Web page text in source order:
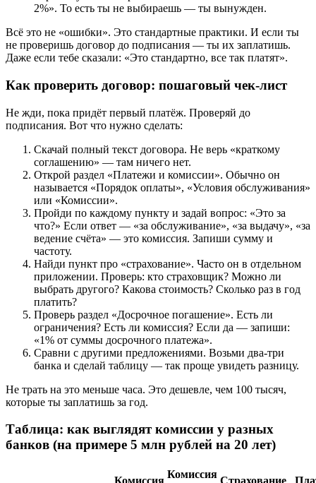
2%». То есть ты не выбираешь — ты вынужден.
Всё это не «ошибки». Это стандартные практики. И если ты
не проверишь договор до подписания — ты их заплатишь.
Даже если тебе сказали: «Это стандартно, все так платят».
Как проверить договор: пошаговый чек-лист
Не жди, пока придёт первый платёж. Проверяй до
подписания. Вот что нужно сделать:
Скачай полный текст договора. Не верь «краткому
соглашению» — там ничего нет.
Открой раздел «Платежи и комиссии». Обычно он
называется «Порядок оплаты», «Условия обслуживания»
или «Комиссии».
Пройди по каждому пункту и задай вопрос: «Это за
что?» Если ответ — «за обслуживание», «за выдачу», «за
ведение счёта» — это комиссия. Запиши сумму и
частоту.
Найди пункт про «страхование». Часто он в отдельном
приложении. Проверь: кто страховщик? Можно ли
выбрать другого? Какова стоимость? Сколько раз в год
платить?
Проверь раздел «Досрочное погашение». Есть ли
ограничения? Есть ли комиссия? Если да — запиши:
«1% от суммы досрочного платежа».
Сравни с другими предложениями. Возьми два-три
банка и сделай таблицу — так проще увидеть разницу.
Не трать на это меньше часа. Это дешевле, чем 100 тысяч,
которые ты заплатишь за год.
Таблица: как выглядят комиссии у разных
банков (на примере 5 млн рублей на 20 лет)
Комиссия
Комиссия
Страхование